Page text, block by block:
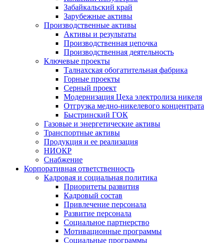
Забайкальский край
Зарубежные активы
Производственные активы
Активы и результаты
Производственная цепочка
Производственная деятельность
Ключевые проекты
Талнахская обогатительная фабрика
Горные проекты
Серный проект
Модернизация Цеха электролиза никеля
Отгрузка медно-никелевого концентрата
Быстринский ГОК
Газовые и энергетические активы
Транспортные активы
Продукция и ее реализация
НИОКР
Снабжение
Корпоративная ответственность
Кадровая и социальная политика
Приоритеты развития
Кадровый состав
Привлечение персонала
Развитие персонала
Социальное партнерство
Мотивационные программы
Социальные программы